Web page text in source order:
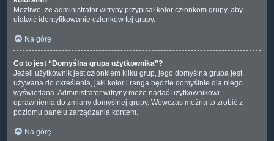
Możliwe, że administrator witryny przypisał kolor członkom grupy, aby
ułatwić identyfikowanie członków tej grupy.
Na górę
Co to jest “Domyślna grupa użytkownika”?
Jeżeli użytkownik jest członkiem kilku grup, jego domyślna grupa jest
używana do określenia, jaki kolor i ranga będzie domyślnie dla niego
wyświetlana. Administrator witryny może nadać użytkownikowi
uprawnienia do zmiany domyślnej grupy. Wówczas można to zrobić z
poziomu panelu zarządzania kontem.
Na górę